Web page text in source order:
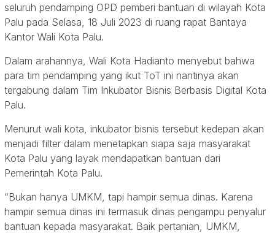
seluruh pendamping OPD pemberi bantuan di wilayah Kota
Palu pada Selasa, 18 Juli 2023 di ruang rapat Bantaya
Kantor Wali Kota Palu.
Dalam arahannya, Wali Kota Hadianto menyebut bahwa
para tim pendamping yang ikut ToT ini nantinya akan
tergabung dalam Tim Inkubator Bisnis Berbasis Digital Kota
Palu.
Menurut wali kota, inkubator bisnis tersebut kedepan akan
menjadi filter dalam menetapkan siapa saja masyarakat
Kota Palu yang layak mendapatkan bantuan dari
Pemerintah Kota Palu.
“Bukan hanya UMKM, tapi hampir semua dinas. Karena
hampir semua dinas ini termasuk dinas pengampu penyalur
bantuan kepada masyarakat. Baik pertanian, UMKM,